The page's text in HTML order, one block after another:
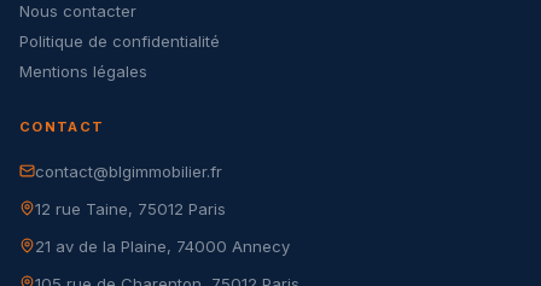
Nous contacter
Politique de confidentialité
Mentions légales
CONTACT
contact@blgimmobilier.fr
12 rue Taine, 75012 Paris
21 av de la Plaine, 74000 Annecy